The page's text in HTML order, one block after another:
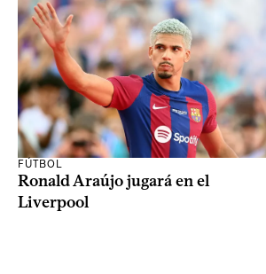
FÚTBOL
Ronald Araújo jugará en el
Liverpool